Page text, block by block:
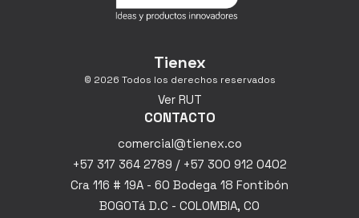
Tienex
© 2026 Todos los derechos reservados
Ver RUT
CONTACTO
comercial@tienex.co
+57 317 364 2789 / +57 300 912 0402
Cra 116 # 19A - 60 Bodega 18 Fontibón
BOGOTá D.C - COLOMBIA, CO